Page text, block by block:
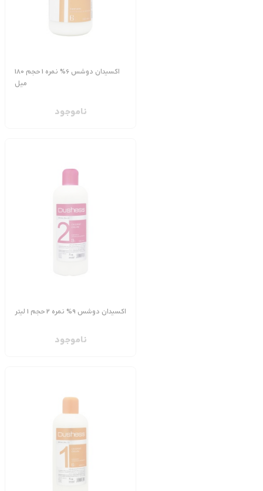
اکسیدان دوشس 6% نمره 1 حجم 180
میل
ناموجود
اکسیدان دوشس 9% نمره 2 حجم 1 لیتر
ناموجود